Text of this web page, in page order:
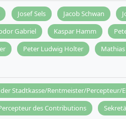
Josef Sels Jacob Schwan
Gabriel Kaspar Hamm
Peter Ludwig Holter
Stadtkasse/Rentmeister/
des Contributions